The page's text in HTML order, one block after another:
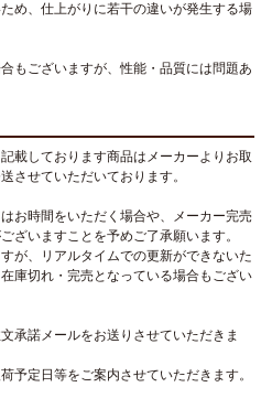
め、仕上がりに若干の違いが発生する場
もございますが、性能・品質には問題あ
載しております商品はメーカーよりお取
させていただいております。
お時間をいただく場合や、メーカー完売
ざいますことを予めご了承願います。
が、リアルタイムでの更新ができないた
庫切れ・完売となっている場合もござい
承諾メールをお送りさせていただきま
予定日等をご案内させていただきます。